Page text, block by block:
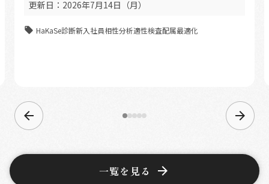
更新日： 2026年7月14日（月）
HaKaSe診断新入社員相性分析適性検査配属最適化
一覧を見る